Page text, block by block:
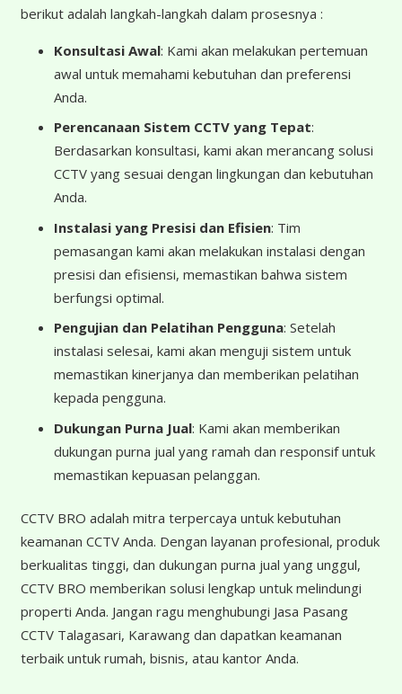
berikut adalah langkah-langkah dalam prosesnya :
Konsultasi Awal: Kami akan melakukan pertemuan
awal untuk memahami kebutuhan dan preferensi
Anda.
Perencanaan Sistem CCTV yang Tepat:
Berdasarkan konsultasi, kami akan merancang solusi
CCTV yang sesuai dengan lingkungan dan kebutuhan
Anda.
Instalasi yang Presisi dan Efisien: Tim
pemasangan kami akan melakukan instalasi dengan
presisi dan efisiensi, memastikan bahwa sistem
berfungsi optimal.
Pengujian dan Pelatihan Pengguna: Setelah
instalasi selesai, kami akan menguji sistem untuk
memastikan kinerjanya dan memberikan pelatihan
kepada pengguna.
Dukungan Purna Jual: Kami akan memberikan
dukungan purna jual yang ramah dan responsif untuk
memastikan kepuasan pelanggan.
CCTV BRO adalah mitra terpercaya untuk kebutuhan
keamanan CCTV Anda. Dengan layanan profesional, produk
berkualitas tinggi, dan dukungan purna jual yang unggul,
CCTV BRO memberikan solusi lengkap untuk melindungi
properti Anda. Jangan ragu menghubungi Jasa Pasang
CCTV Talagasari, Karawang dan dapatkan keamanan
terbaik untuk rumah, bisnis, atau kantor Anda.